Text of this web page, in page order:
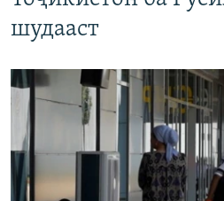
шудааст